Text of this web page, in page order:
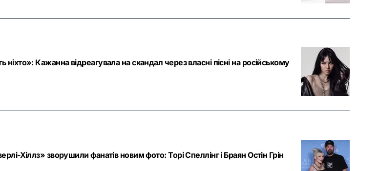
Кажанна відреагувала на скандал через власні пісні на російському
Хіллз» зворушили фанатів новим фото: Торі Спеллінг і Браян Остін Грін